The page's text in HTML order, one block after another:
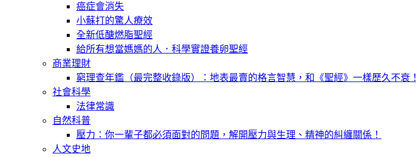
癌症會消失
小蘇打的驚人療效
全新低醣燃脂聖經
給所有想當媽媽的人．科學實證養卵聖經
商業理財
窮理查年鑑（最完整收錄版）：地表最賣的格言智慧，和《聖經》一樣歷久不衰！
社會科學
法律常識
自然科普
壓力：你一輩子都必須面對的問題，解開壓力與生理、精神的糾纏關係！
人文史地